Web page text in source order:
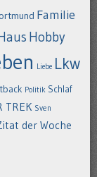
Familie
Hobby
Liebe Lkw
Politik Schlaf
TREK Sven
der Woche